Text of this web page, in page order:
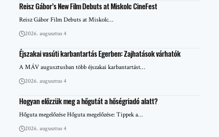
Reisz Gábor’s New Film Debuts at Miskolc CineFest
Reisz Gábor Film Debuts at Miskolc…
2026. augusztus 4
Éjszakai vasúti karbantartás Egerben: Zajhatások várhatók
A MÁV augusztusban több éjszakai karbantartást…
2026. augusztus 4
Hogyan előzzük meg a hőgutát a hőségriadó alatt?
Hőguta megelőzése Hőguta megelőzése: Tippek a…
2026. augusztus 4